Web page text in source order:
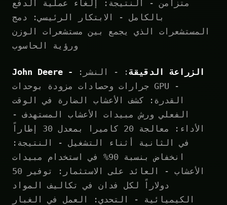
متزامن - النتيجة: إلغاء عملية الدفع
بالكامل - الابتكار الرئيسي: دمج
المستشعرات الذي يجمع بين مستشعرات الوزن
ورؤية الحاسوب
John Deere - الزراعة الدقيقة: - النشر:
جرارات وحصادات مزودة بوحدات GPU -
القدرة: كشف الأعشاب الضارة في الوقت
الفعلي ورش مبيدات الأعشاب المستهدف -
الأداء: معالجة 20 كاميرا بمعدل 30 إطاراً
في الثانية أثناء التشغيل - النتيجة:
انخفاض بنسبة 90% في استخدام مبيدات
الأعشاب - العائد على الاستثمار: توفير 50
دولاراً لكل فدان في تكاليف المواد
الكيميائية - التحدي: العمل في الغبار